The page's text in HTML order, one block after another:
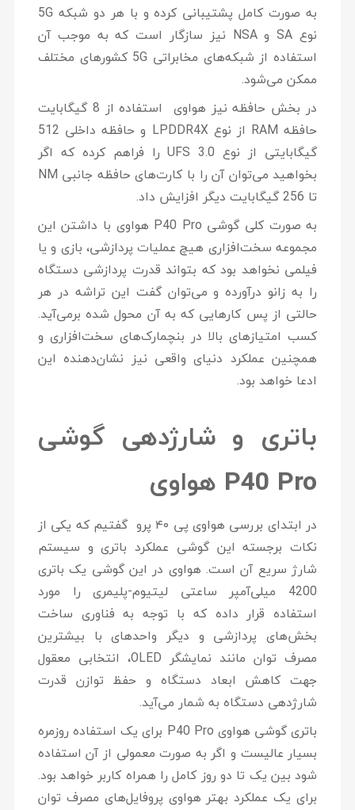
به صورت کامل پشتیبانی کرده و با هر دو شبکه 5G
نوع SA و NSA نیز سازگار است که به موجب آن
استفاده از شبکه‌های مخابراتی 5G کشورهای مختلف
ممکن می‌شود.
در بخش حافظه نیز هواوی استفاده از 8 گیگابایت
حافظه RAM از نوع LPDDR4X و حافظه داخلی 512
گیگابایتی از نوع UFS 3.0 را فراهم کرده که اگر
بخواهید می‌توان آن را با کارت‌های حافظه جانبی NM
تا 256 گیگابایت دیگر افزایش داد.
به صورت کلی گوشی P40 Pro هواوی با داشتن این
مجموعه سخت‌افزاری هیچ عملیات پردازشی، بازی و یا
فیلمی نخواهد بود که بتواند قدرت پردازشی دستگاه
را به زانو درآورده و می‌توان گفت این تراشه در هر
حالتی از پس کارهایی که به آن محول شده برمی‌آید.
کسب امتیازهای بالا در بنچمارک‌های سخت‌افزاری و
همچنین عملکرد دنیای واقعی نیز نشان‌دهنده این
ادعا خواهد بود.
باتری و شارژدهی گوشی
P40 Pro هواوی
در ابتدای ‎بررسی هواوی پی ۴۰ پرو گفتیم که یکی از
نکات برجسته این گوشی عملکرد باتری و سیستم
شارژ سریع آن است. هواوی در این گوشی یک باتری
4200 میلی‌آمپر ساعتی لیتیوم-‌‌پلیمری را مورد
استفاده قرار داده که با توجه به فناوری ساخت
بخش‌های پردازشی و دیگر واحدهای با بیشترین
مصرف توان مانند نمایشگر OLED، انتخابی معقول
جهت کاهش ابعاد دستگاه و حفظ توازن قدرت
شارژدهی دستگاه به شمار می‌آید.
باتری گوشی هواوی P40 Pro برای یک استفاده روزمره
بسیار عالیست و اگر به صورت معمولی از آن استفاده
شود بین یک تا دو روز کامل را همراه کاربر خواهد بود.
برای یک عملکرد بهتر هواوی پروفایل‌های مصرف توان